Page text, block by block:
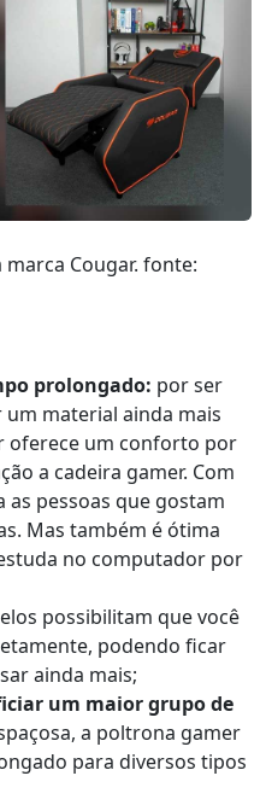
Cougar. fonte:
prolongado: por ser
um material ainda mais
oferece um conforto por
a cadeira gamer. Com
as pessoas que gostam
Mas também é ótima
no computador por
possibilitam que você
podendo ficar
ainda mais;
um maior grupo de
a poltrona gamer
para diversos tipos